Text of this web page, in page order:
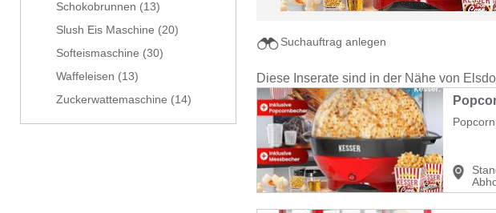
Schokobrunnen (13)
Slush Eis Maschine (20)
Softeismaschine (30)
Waffeleisen (13)
Zuckerwattemaschine (14)
Suchauftrag anlegen
Diese Inserate sind in der Nähe von